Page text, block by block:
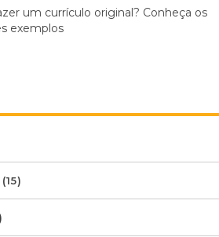
um currículo original? Conheça os
exemplos
(15)